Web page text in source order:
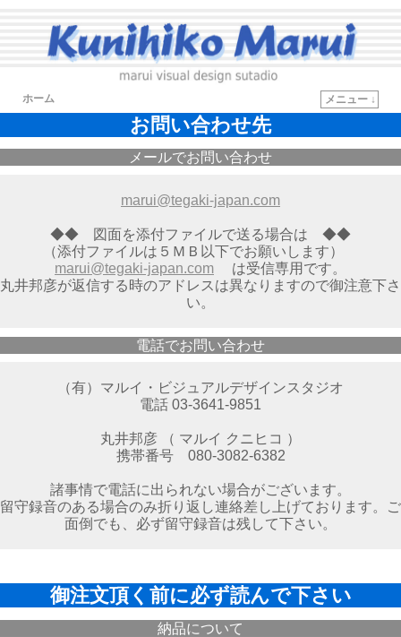
ホーム
メニュー ↓
お問い合わせ先
メールでお問い合わせ
marui@tegaki-japan.com
◆◆ 図面を添付ファイルで送る場合は ◆◆
（添付ファイルは５ＭＢ以下でお願いします）
marui@tegaki-japan.com は受信専用です。
丸井邦彦が返信する時のアドレスは異なりますので御注意下さ
い。
電話でお問い合わせ
（有）マルイ・ビジュアルデザインスタジオ
電話 03-3641-9851
丸井邦彦 （ マルイ クニヒコ ）
携帯番号 080-3082-6382
諸事情で電話に出られない場合がございます。
留守録音のある場合のみ折り返し連絡差し上げております。ご
面倒でも、必ず留守録音は残して下さい。
御注文頂く前に必ず読んで下さい
納品について